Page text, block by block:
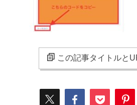
この記事タイトルと